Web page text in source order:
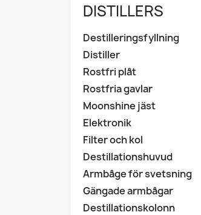
DISTILLERS
Destilleringsfyllning
Distiller
Rostfri plåt
Rostfria gavlar
Moonshine jäst
Elektronik
Filter och kol
Destillationshuvud
Armbåge för svetsning
Gängade armbågar
Destillationskolonn